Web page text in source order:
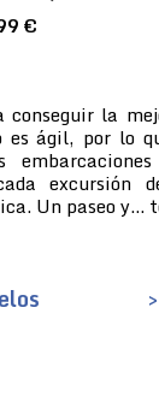
€
conseguir la
es ágil, por lo
excursión
Un paseo y…